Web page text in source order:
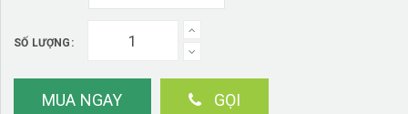
SỐ LƯỢNG:
MUA NGAY GỌI